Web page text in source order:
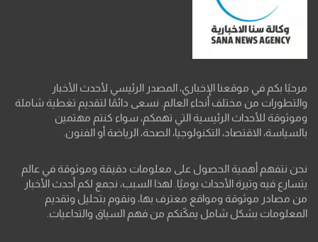
مرحبًا بكم في موقعنا الإخباري، المصدر الرئيسي لأحدث الأخبار
والتطورات من مختلف أنحاء العالم. نسعى دائمًا لتقديم تغطية شاملة
وموثوقة للأحداث الرئيسية التي تهمكم، سواء كنتم مهتمين
بالسياسة، الاقتصاد، التكنولوجيا، الصحة، الرياضة أو الفنون.
نحن نتفهم أهمية الحصول على معلومات دقيقة وموثوقة في عالم
يتسارع فيه وتيرة الأحداث يوميًا. لهذا السبب، نجمع لكم أحدث الأخبار
من مصادر موثوقة ومواقع معترف بها، ونقوم بتحليل وتقديم
المعلومات بشكل شامل يمكّنكم من فهم السياق والتداعيات.